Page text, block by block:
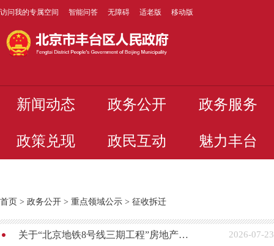
访问我的专属空间 智能问答 无障碍 适老版 移动版
新闻动态 政务公开 政务服务
政策兑现 政民互动 魅力丰台
首页 > 政务公开 > 重点领域公示 > 征收拆迁
关于“北京地铁8号线三期工程”房地产价格评估机构选定结果的公告 2026-07-23